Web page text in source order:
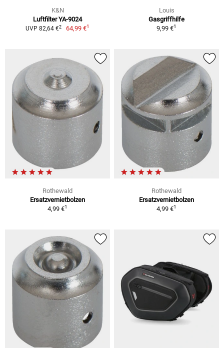
K&N
Luftfilter YA-9024
UVP 82,64 €2 64,99 €1
Louis
Gasgriffhilfe
9,99 €1
Rothewald
Ersatzvernietbolzen
4,99 €1
Rothewald
Ersatzvernietbolzen
4,99 €1